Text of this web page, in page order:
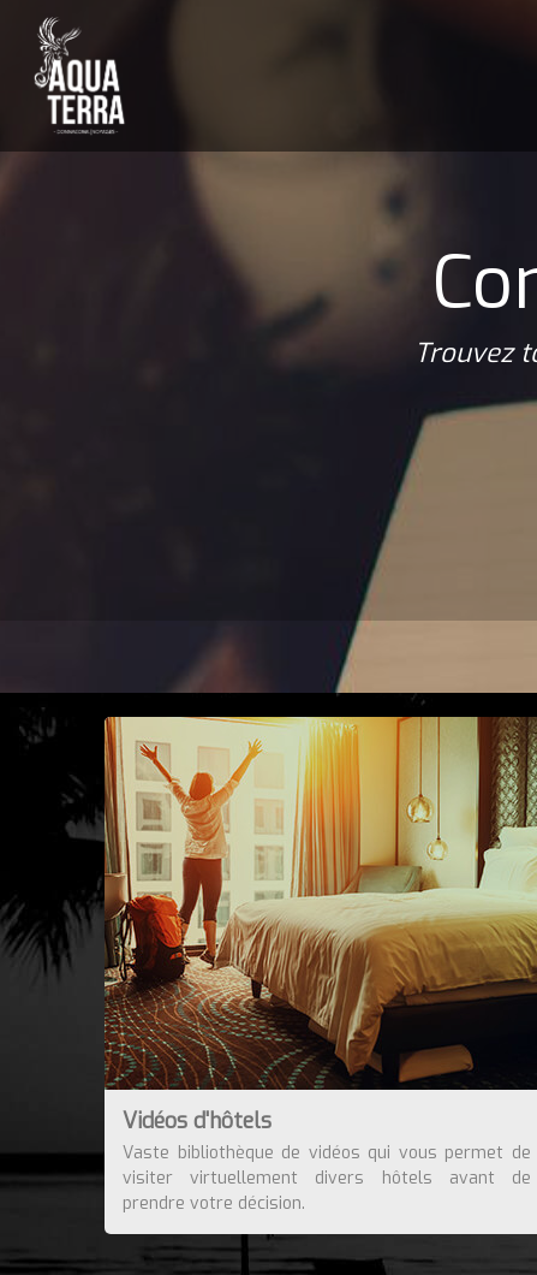
Trouvez
Vidéos d'hôtels
Vaste bibliothèque de vidéos qui vous permet de
visiter virtuellement divers hôtels avant de
prendre votre décision.